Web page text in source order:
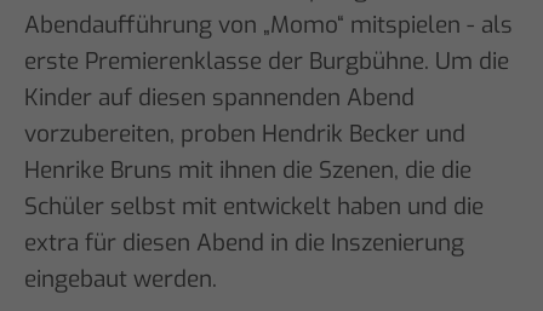
Abendaufführung von „Momo“ mitspielen - als
erste Premierenklasse der Burgbühne. Um die
Kinder auf diesen spannenden Abend
vorzubereiten, proben Hendrik Becker und
Henrike Bruns mit ihnen die Szenen, die die
Schüler selbst mit entwickelt haben und die
extra für diesen Abend in die Inszenierung
eingebaut werden.